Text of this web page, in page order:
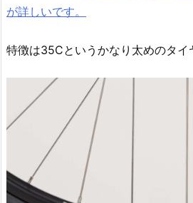
が詳しいです。
特徴は35Cというかなり太めのタイ